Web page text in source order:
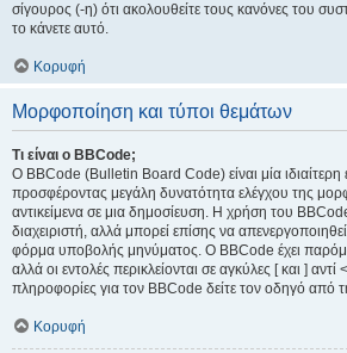
σίγουρος (-η) ότι ακολουθείτε τους κανόνες του
το κάνετε αυτό.
Κορυφή
Μορφοποίηση και τύποι θεμάτων
Τι είναι ο BBCode;
Ο BBCode (Bulletin Board Code) είναι μία
προσφέροντας μεγάλη δυνατότητα ελέγχου της
αντικείμενα σε μια δημοσίευση. Η χρήση του
διαχειριστή, αλλά μπορεί επίσης να
φόρμα υποβολής μηνύματος. Ο BBCode έχει
αλλά οι εντολές περικλείονται σε αγκύλες [ και ] αντί
πληροφορίες για τον BBCode δείτε τον οδηγό από
Κορυφή